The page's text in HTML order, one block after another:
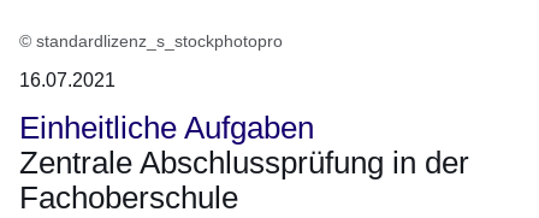
© standardlizenz_s_stockphotopro
16.07.2021
Einheitliche Aufgaben
Zentrale Abschlussprüfung in der
Fachoberschule